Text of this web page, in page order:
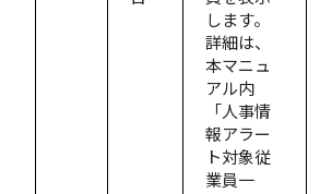
します。
詳細は、
本マニュ
アル内
「人事情
報アラー
ト対象従
業員一